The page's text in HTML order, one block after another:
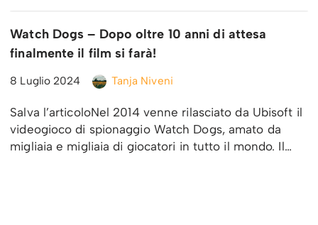
Watch Dogs – Dopo oltre 10 anni di attesa
finalmente il film si farà!
8 Luglio 2024 Tanja Niveni
Salva l’articoloNel 2014 venne rilasciato da Ubisoft il
videogioco di spionaggio Watch Dogs, amato da
migliaia e migliaia di giocatori in tutto il mondo. Il…